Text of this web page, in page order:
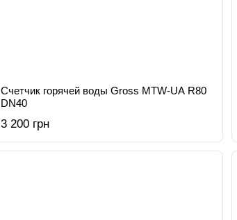
Счетчик горячей воды Gross MTW-UA R80
DN40
3 200 грн